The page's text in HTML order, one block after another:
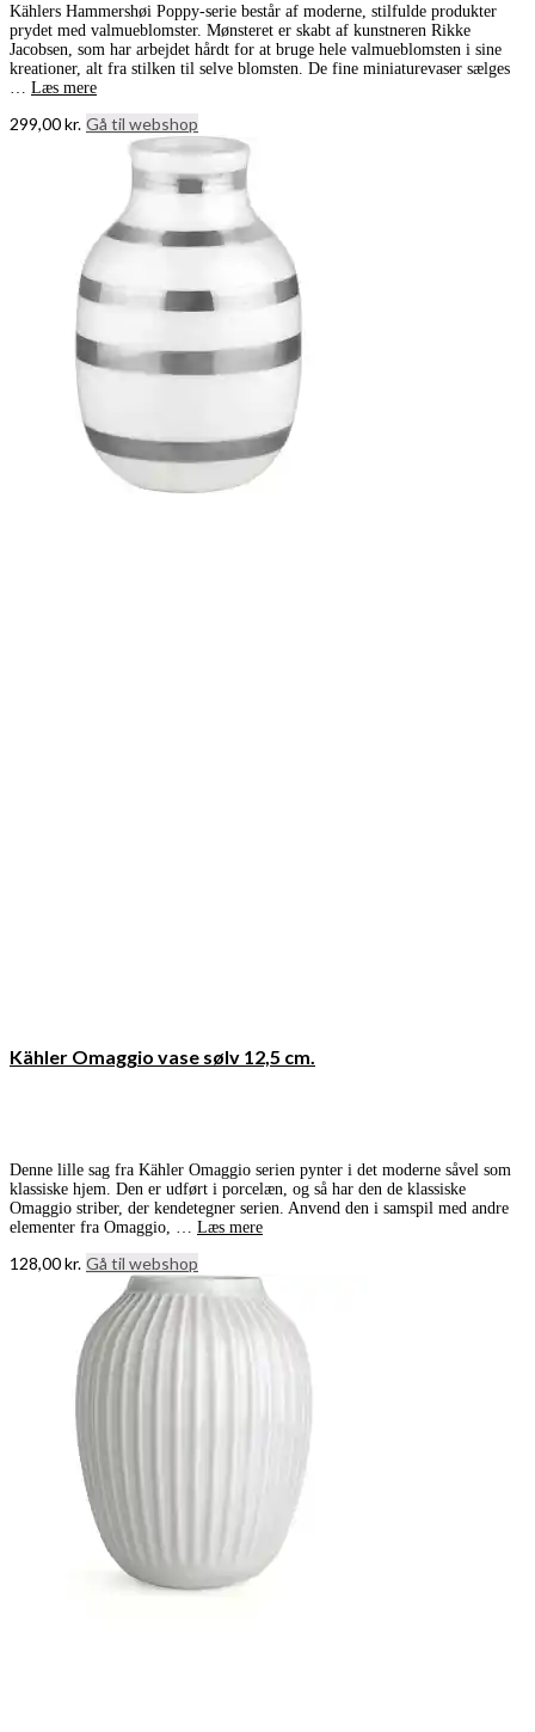
Kählers Hammershøi Poppy-serie består af moderne, stilfulde produkter
prydet med valmueblomster. Mønsteret er skabt af kunstneren Rikke
Jacobsen, som har arbejdet hårdt for at bruge hele valmueblomsten i sine
kreationer, alt fra stilken til selve blomsten. De fine miniaturevaser sælges
Læs mere
299,00kr. Gå til webshop
Kähler Omaggio vase sølv 12,5 cm.
Denne lille sag fra Kähler Omaggio serien pynter i det moderne såvel som
klassiske hjem. Den er udført i porcelæn, og så har den de klassiske
Omaggio striber, der kendetegner serien. Anvend den i samspil med andre
elementer fra Omaggio, … Læs mere
128,00kr. Gå til webshop